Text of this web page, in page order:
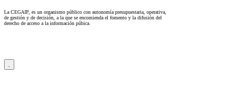
La CEGAIP, es un organismo público con autonomía presupuestaria, operativa,
de gestión y de decisión, a la que se encomienda el fomento y la difusión del
derecho de acceso a la información púbica.